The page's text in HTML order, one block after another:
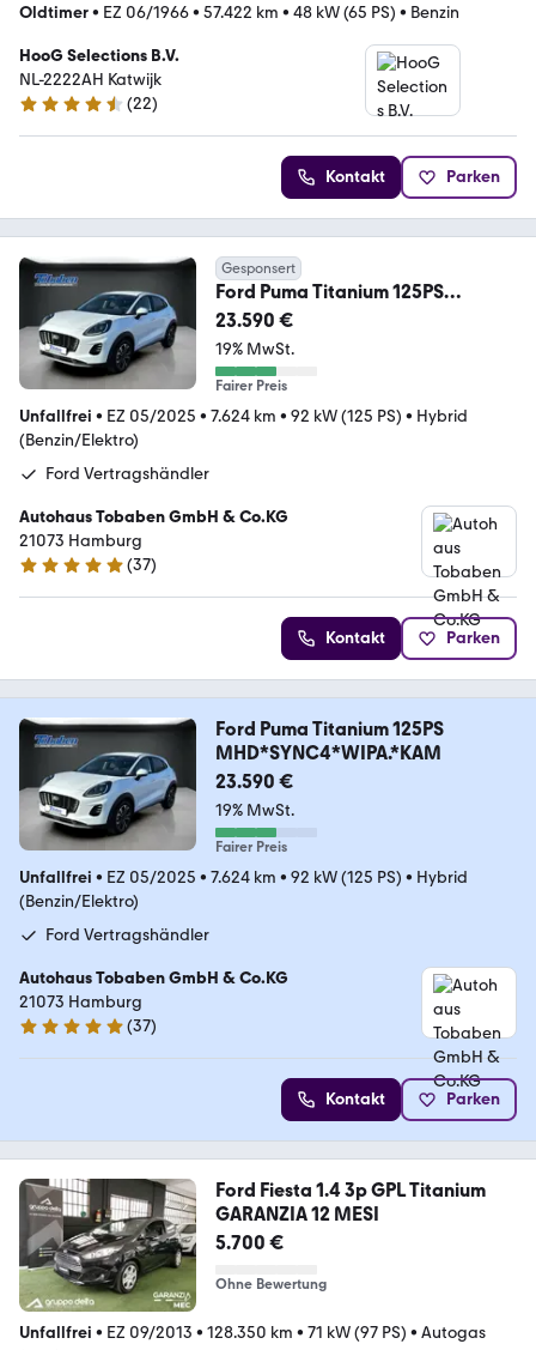
Oldtimer• EZ 06/1966• 57.422 km • 48 kW (65 PS) • Benzin
HooG Selections B.V.
NL-2222AH Katwijk
4.3 Sterne
(22)
Kontakt Parken
Gesponsert
Ford Puma Titanium 125PS
MHD*SYNC4*WIPA.*KAM
23.590 €
19% MwSt.
Fairer Preis
Unfallfrei • EZ 05/2025 • 7.624 km • 92 kW (125 PS) • Hybrid
(Benzin/Elektro)
Ford Vertragshändler
Autohaus Tobaben GmbH & Co.KG
21073 Hamburg
4.9 Sterne
(37)
Kontakt Parken
Ford Puma Titanium 125PS
MHD*SYNC4*WIPA.*KAM
23.590 €
19% MwSt.
Fairer Preis
Unfallfrei • EZ 05/2025 • 7.624 km • 92 kW (125 PS) • Hybrid
(Benzin/Elektro)
Ford Vertragshändler
Autohaus Tobaben GmbH & Co.KG
21073 Hamburg
4.9 Sterne
(37)
Kontakt Parken
Ford Fiesta 1.4 3p GPL Titanium
GARANZIA 12 MESI
5.700 €
Ohne Bewertung
Unfallfrei • EZ 09/2013 • 128.350 km • 71 kW (97 PS) • Autogas